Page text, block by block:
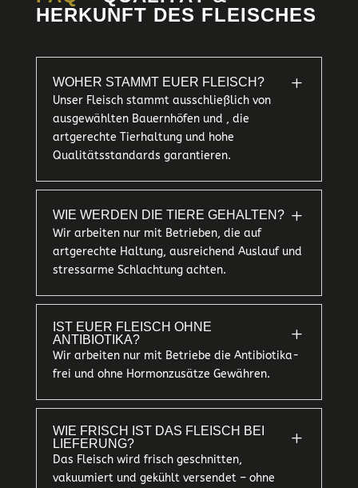
HERKUNFT DES FLEISCHES
WOHER STAMMT EUER FLEISCH? L
Unser Fleisch stammt ausschließlich von
ausgewählten Bauernhöfen und , die
artgerechte Tierhaltung und hohe
Qualitätsstandards garantieren.
WIE WERDEN DIE TIERE GEHALTEN? L
Wir arbeiten nur mit Betrieben, die auf
artgerechte Haltung, ausreichend Auslauf und
stressarme Schlachtung achten.
IST EUER FLEISCH OHNE
ANTIBIOTIKA?
L
Wir arbeiten nur mit Betriebe die Antibiotika-
frei und ohne Hormonzusätze Gewähren.
WIE FRISCH IST DAS FLEISCH BEI
LIEFERUNG?
L
Das Fleisch wird frisch geschnitten,
vakuumiert und gekühlt versendet – ohne